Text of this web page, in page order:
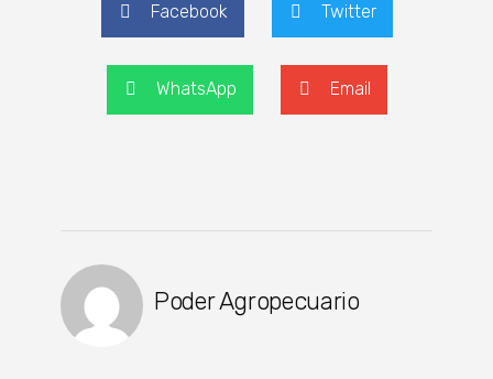
Facebook Twitter
WhatsApp Email
Poder Agropecuario